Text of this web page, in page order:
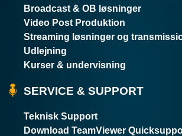
Broadcast & OB løsninger
Video Post Produktion
Streaming løsninger og
Udlejning
Kurser & undervisning
SERVICE & SUPPORT
Teknisk Support
Download TeamViewer